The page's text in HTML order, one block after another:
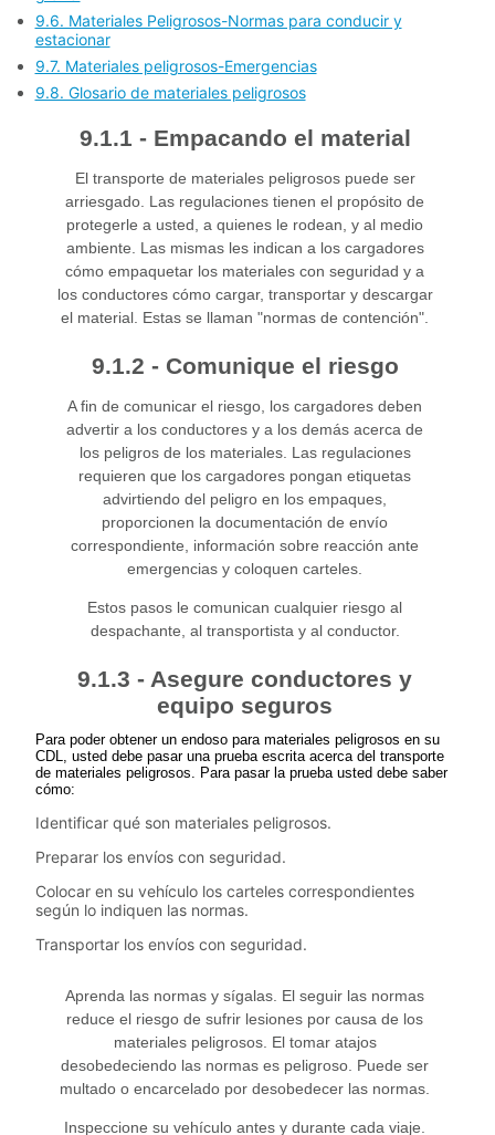
9.6. Materiales Peligrosos-Normas para conducir y
estacionar
9.7. Materiales peligrosos-Emergencias
9.8. Glosario de materiales peligrosos
9.1.1 - Empacando el material
El transporte de materiales peligrosos puede ser
arriesgado. Las regulaciones tienen el propósito de
protegerle a usted, a quienes le rodean, y al medio
ambiente. Las mismas les indican a los cargadores
cómo empaquetar los materiales con seguridad y a
los conductores cómo cargar, transportar y descargar
el material. Estas se llaman "normas de contención".
9.1.2 - Comunique el riesgo
A fin de comunicar el riesgo, los cargadores deben
advertir a los conductores y a los demás acerca de
los peligros de los materiales. Las regulaciones
requieren que los cargadores pongan etiquetas
advirtiendo del peligro en los empaques,
proporcionen la documentación de envío
correspondiente, información sobre reacción ante
emergencias y coloquen carteles.
Estos pasos le comunican cualquier riesgo al
despachante, al transportista y al conductor.
9.1.3 - Asegure conductores y
equipo seguros
Para poder obtener un endoso para materiales peligrosos en su
CDL, usted debe pasar una prueba escrita acerca del transporte
de materiales peligrosos. Para pasar la prueba usted debe saber
cómo:
Identificar qué son materiales peligrosos.
Preparar los envíos con seguridad.
Colocar en su vehículo los carteles correspondientes
según lo indiquen las normas.
Transportar los envíos con seguridad.
Aprenda las normas y sígalas. El seguir las normas
reduce el riesgo de sufrir lesiones por causa de los
materiales peligrosos. El tomar atajos
desobedeciendo las normas es peligroso. Puede ser
multado o encarcelado por desobedecer las normas.
Inspeccione su vehículo antes y durante cada viaje.